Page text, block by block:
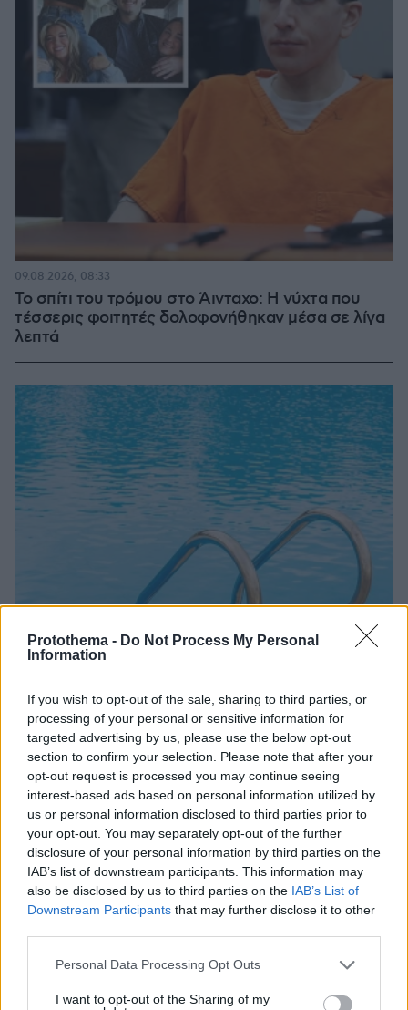
Protothema - Do Not Process My Personal
Information
If you wish to opt-out of the sale, sharing to third parties, or
processing of your personal or sensitive information for
targeted advertising by us, please use the below opt-out
section to confirm your selection. Please note that after your
opt-out request is processed you may continue seeing
interest-based ads based on personal information utilized by
us or personal information disclosed to third parties prior to
your opt-out. You may separately opt-out of the further
disclosure of your personal information by third parties on the
IAB’s list of downstream participants. This information may
also be disclosed by us to third parties on the IAB’s List of
Downstream Participants that may further disclose it to other
Please note that this website/app uses one or more Google
not limited to your visit or usage behaviour. You may click to
Personal Data Processing Opt Outs
I want to opt-out of the Sharing of my
Το σπίτι του τρόμου στο Άινταχο: Η νύχτα που
τέσσερις φοιτητές δολοφονήθηκαν μέσα σε λίγα
λεπτά
09.08.2026, 08:33
Χωρίς ναυαγοσώστη ήταν το beach bar στην Πάρο
όταν πνίγηκε ο 4χρονος, έρευνα για την άδεια της
πισίνας: Το χρονικό της τραγωδίας
09.08.2026, 09:28